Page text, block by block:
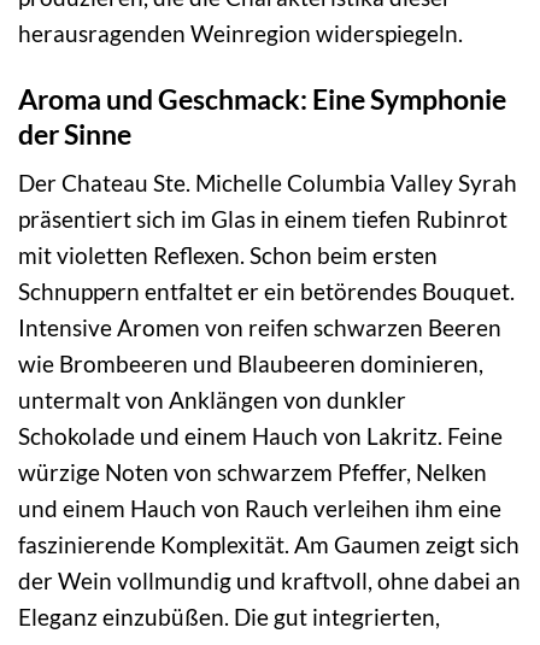
herausragenden Weinregion widerspiegeln.
Aroma und Geschmack: Eine Symphonie
der Sinne
Der Chateau Ste. Michelle Columbia Valley Syrah
präsentiert sich im Glas in einem tiefen Rubinrot
mit violetten Reflexen. Schon beim ersten
Schnuppern entfaltet er ein betörendes Bouquet.
Intensive Aromen von reifen schwarzen Beeren
wie Brombeeren und Blaubeeren dominieren,
untermalt von Anklängen von dunkler
Schokolade und einem Hauch von Lakritz. Feine
würzige Noten von schwarzem Pfeffer, Nelken
und einem Hauch von Rauch verleihen ihm eine
faszinierende Komplexität. Am Gaumen zeigt sich
der Wein vollmundig und kraftvoll, ohne dabei an
Eleganz einzubüßen. Die gut integrierten,